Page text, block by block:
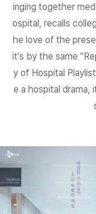
inging together
ospital, recalls
he love of the
it's by the same
y of Hospital
e a hospital drama,